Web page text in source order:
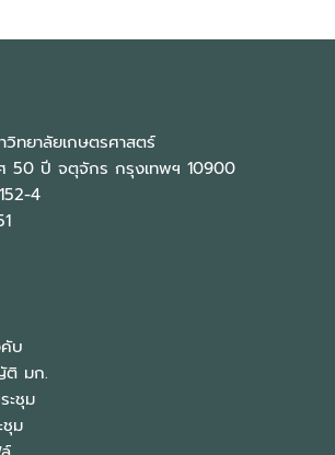
ทยาลัยเกษตรศาสตร์
50 ปี จตุจักร กรุงเทพฯ 10900
4
บ
ติ มก.
ะชุม
ชุม